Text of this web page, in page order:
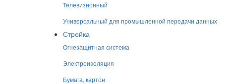
Телевизионный
Универсальный для промышленной передачи данных
Стройка
Огнезащитная система
Электроизоляция
Бумага, картон